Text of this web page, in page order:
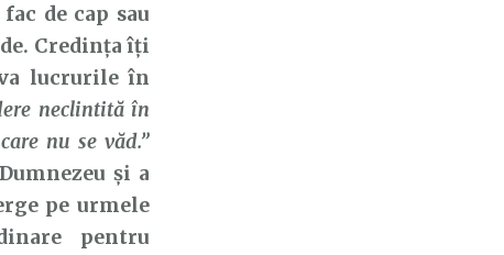
de cap sau
Credința îți
lucrurile în
neclintită în
nu se văd.”
și a
pe urmele
pentru